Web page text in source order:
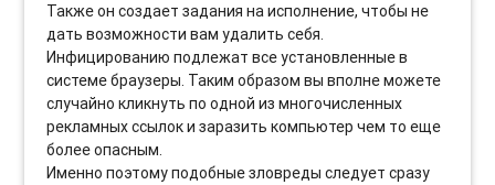
Также он создает задания на исполнение, чтобы не
дать возможности вам удалить себя.
Инфицированию подлежат все установленные в
системе браузеры. Таким образом вы вполне можете
случайно кликнуть по одной из многочисленных
рекламных ссылок и заразить компьютер чем то еще
более опасным.
Именно поэтому подобные зловреды следует сразу